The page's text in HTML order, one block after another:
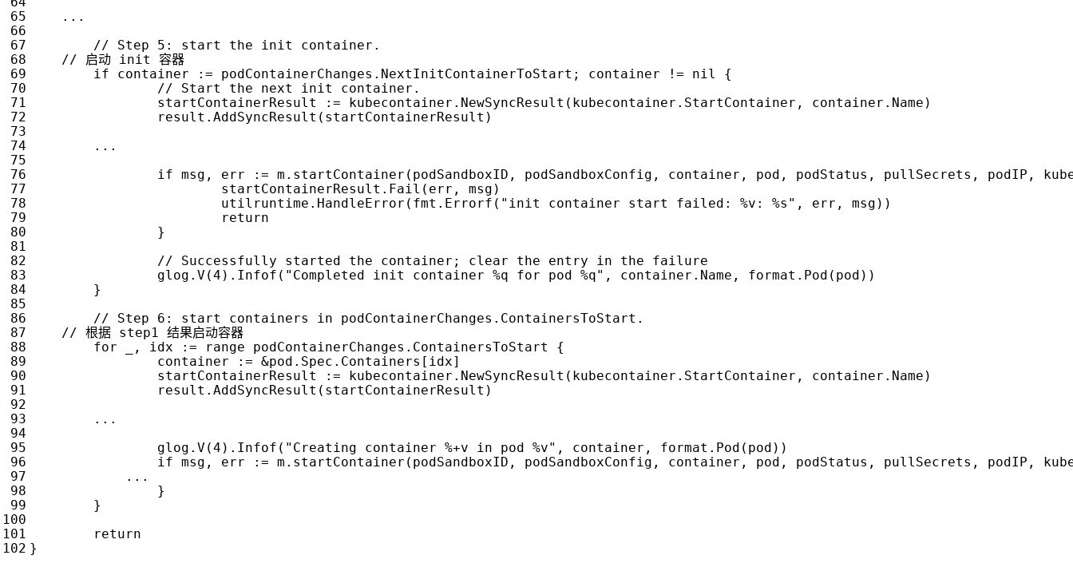
...
if
container := podContainerChanges . NextInitContainerToStart ; container != nil
{
startContainerResult
:= kubecontainer . NewSyncResult ( kubecontainer . StartContainer , container . Name )
result . AddSyncResult ( startContainerResult )
...
if msg , err := m . startContainer ( podSandboxID , podSandboxConfig , container , pod , podStatus , pullSecrets , podIP ,
startContainerResult . Fail ( err , msg )
utilruntime . HandleError ( fmt . Errorf ( "init container start failed: %v: %s" , err , msg ))
return
}
glog . V (4 ). Infof ( "Completed init container %q for pod %q" , container . Name , format . Pod ( pod ))
}
for
, idx := range podContainerChanges . ContainersToStart
{
container
:= &pod . Spec . Containers [ idx]
startContainerResult
:= kubecontainer . NewSyncResult ( kubecontainer . StartContainer , container . Name )
result . AddSyncResult ( startContainerResult )
...
glog . V (4 ). Infof ( "Creating container %+v in pod %v" , container , format . Pod ( pod ))
if msg , err := m . startContainer ( podSandboxID , podSandboxConfig , container , pod , podStatus , pullSecrets , podIP ,
...
}
}
return
}